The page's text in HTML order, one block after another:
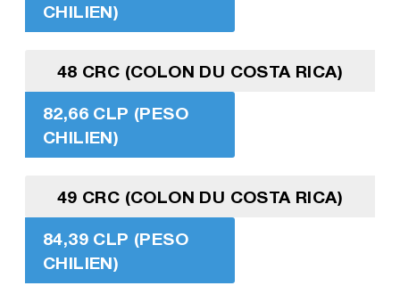
CHILIEN)
48 CRC (COLON DU COSTA RICA)
82,66 CLP (PESO
CHILIEN)
49 CRC (COLON DU COSTA RICA)
84,39 CLP (PESO
CHILIEN)